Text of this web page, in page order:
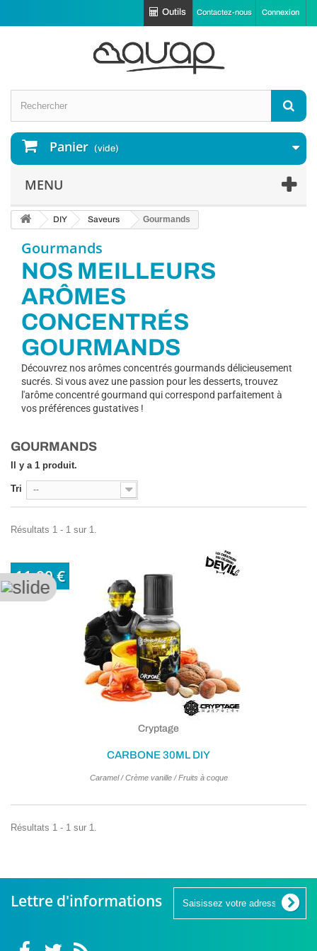
Connexion
Contactez-nous
Outils
Panier (vide)
MENU
DIY Saveurs Gourmands
Gourmands
NOS MEILLEURS
ARÔMES
CONCENTRÉS
GOURMANDS
Découvrez nos arômes concentrés gourmands délicieusement
sucrés. Si vous avez une passion pour les desserts, trouvez
l'arôme concentré gourmand qui correspond parfaitement à
vos préférences gustatives !
GOURMANDS
Il y a 1 produit.
Tri --
Résultats 1 - 1 sur 1.
11,90 €
Cryptage
CARBONE 30ML DIY
Caramel / Crème vanille / Fruits à coque
Résultats 1 - 1 sur 1.
Lettre d'informations